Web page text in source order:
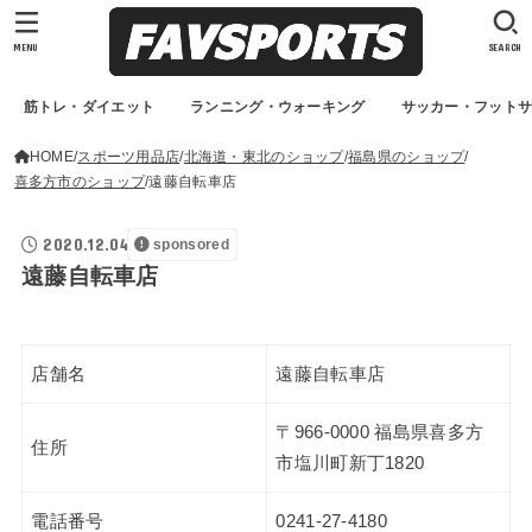
筋トレ・ダイエット ランニング・ウォーキング サッカー・フット
SEARCH
MENU
HOME スポーツ用品店 北海道・東北のショップ 福島県のショップ
喜多方市のショップ 遠藤自転車店
2020.12.04 sponsored
遠藤自転車店
店舗名 遠藤自転車店
住所
〒966-0000 福島県喜多方
市塩川町新丁1820
電話番号 0241-27-4180